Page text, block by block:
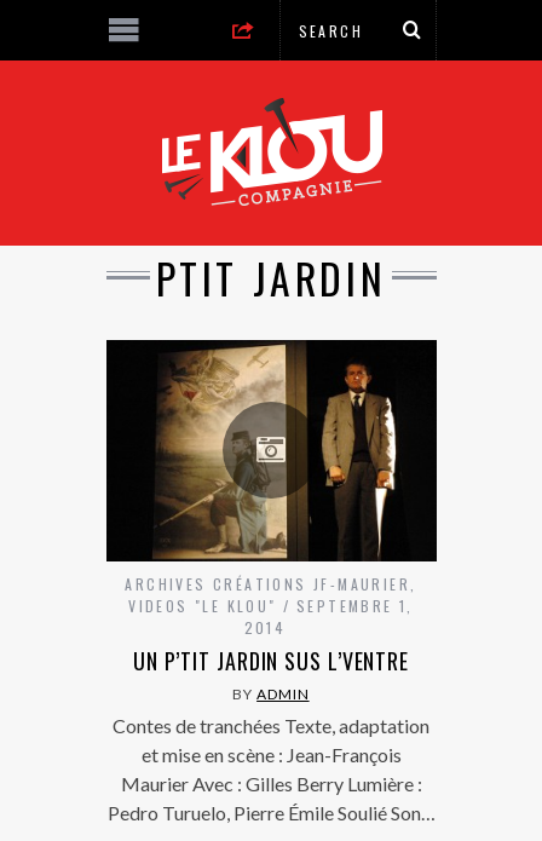
PTIT JARDIN
ARCHIVES CRÉATIONS JF-MAURIER
VIDEOS "LE KLOU"
SEPTEMBRE 1,
2014
UN P’TIT JARDIN SUS L’VENTRE
BYADMIN
Contes de tranchées Texte, adaptation
et mise en scène : Jean-François
Maurier Avec : Gilles Berry Lumière :
Pedro Turuelo, Pierre Émile Soulié Son…